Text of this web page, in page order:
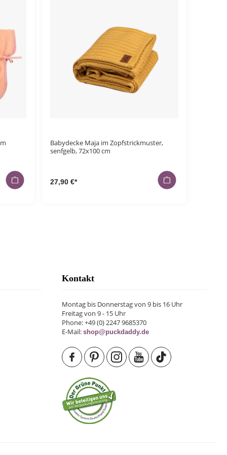
Babydecke Maja im Zopfstrickmuster,
senfgelb, 72x100 cm
27,90 €*
Kontakt
Montag bis Donnerstag von 9 bis 16 Uhr
Freitag von 9 - 15 Uhr
Phone: +49 (0) 2247 9685370
E-Mail: shop@puckdaddy.de